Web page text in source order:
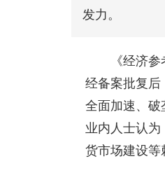
发力。
《经济
经备案批复后
全面加速、破
业内人士认
货市场建设等